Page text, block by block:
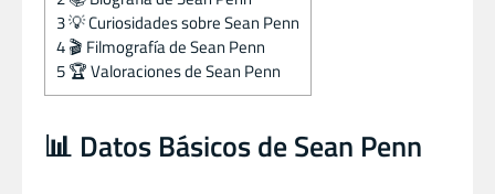
3💡 Curiosidades sobre Sean Penn
4🎬 Filmografía de Sean Penn
5🏆 Valoraciones de Sean Penn
📊 Datos Básicos de Sean Penn